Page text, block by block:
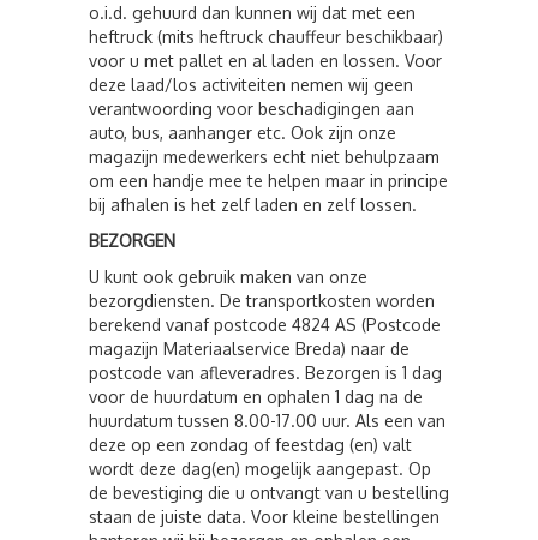
o.i.d. gehuurd dan kunnen wij dat met een
heftruck (mits heftruck chauffeur beschikbaar)
voor u met pallet en al laden en lossen. Voor
deze laad/los activiteiten nemen wij geen
verantwoording voor beschadigingen aan
auto, bus, aanhanger etc. Ook zijn onze
magazijn medewerkers echt niet behulpzaam
om een handje mee te helpen maar in principe
bij afhalen is het zelf laden en zelf lossen.
BEZORGEN
U kunt ook gebruik maken van onze
bezorgdiensten. De transportkosten worden
berekend vanaf postcode 4824 AS (Postcode
magazijn Materiaalservice Breda) naar de
postcode van afleveradres. Bezorgen is 1 dag
voor de huurdatum en ophalen 1 dag na de
huurdatum tussen 8.00-17.00 uur. Als een van
deze op een zondag of feestdag (en) valt
wordt deze dag(en) mogelijk aangepast. Op
de bevestiging die u ontvangt van u bestelling
staan de juiste data. Voor kleine bestellingen